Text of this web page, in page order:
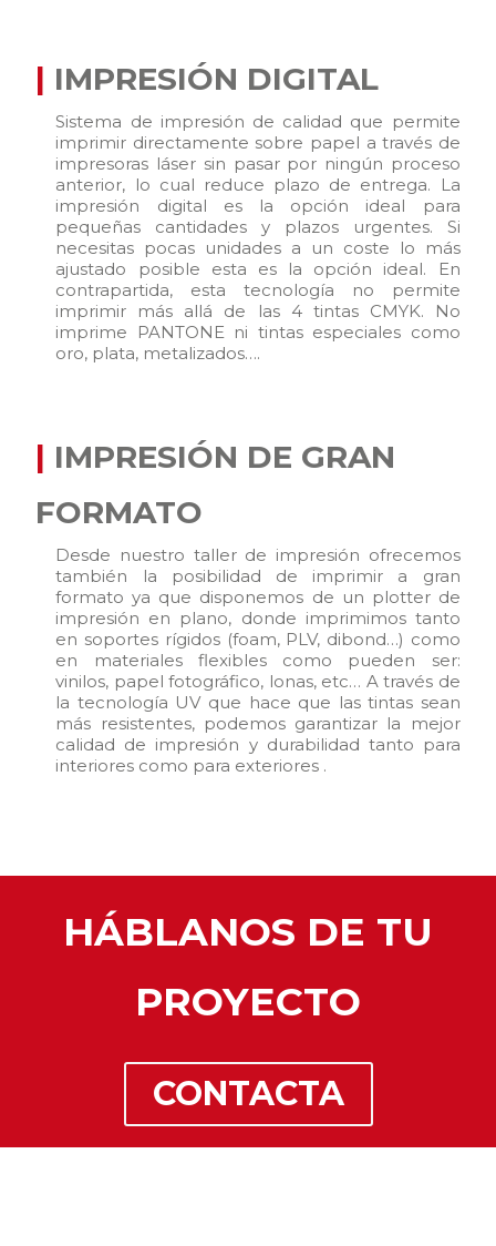
| IMPRESIÓN DIGITAL
Sistema de impresión de calidad que permite
imprimir directamente sobre papel a través de
impresoras láser sin pasar por ningún proceso
anterior, lo cual reduce plazo de entrega. La
impresión digital es la opción ideal para
pequeñas cantidades y plazos urgentes. Si
necesitas pocas unidades a un coste lo más
ajustado posible esta es la opción ideal. En
contrapartida, esta tecnología no permite
imprimir más allá de las 4 tintas CMYK. No
imprime PANTONE ni tintas especiales como
oro, plata, metalizados….
| IMPRESIÓN DE GRAN
FORMATO
Desde nuestro taller de impresión ofrecemos
también la posibilidad de imprimir a gran
formato ya que disponemos de un plotter de
impresión en plano, donde imprimimos tanto
en soportes rígidos (foam, PLV, dibond…) como
en materiales flexibles como pueden ser:
vinilos, papel fotográfico, lonas, etc… A través de
la tecnología UV que hace que las tintas sean
más resistentes, podemos garantizar la mejor
calidad de impresión y durabilidad tanto para
interiores como para exteriores .
HÁBLANOS DE TU
PROYECTO
CONTACTA